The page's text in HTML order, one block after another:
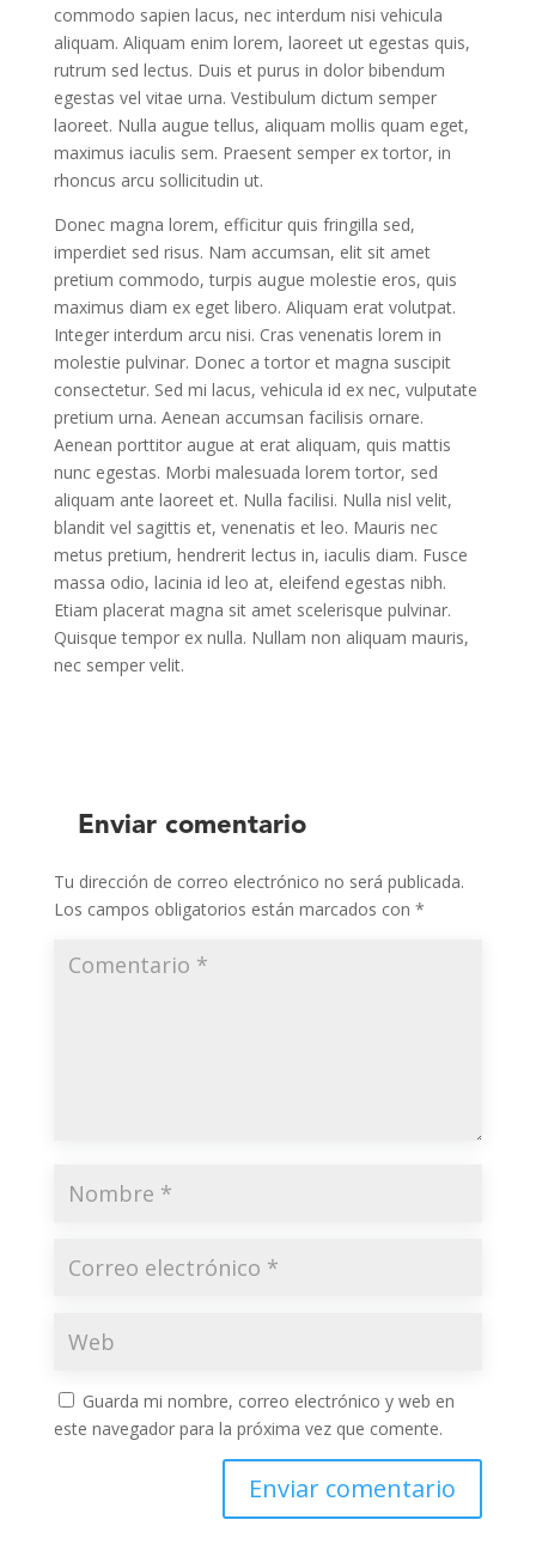
commodo sapien lacus, nec interdum nisi vehicula
aliquam. Aliquam enim lorem, laoreet ut egestas quis,
rutrum sed lectus. Duis et purus in dolor bibendum
egestas vel vitae urna. Vestibulum dictum semper
laoreet. Nulla augue tellus, aliquam mollis quam eget,
maximus iaculis sem. Praesent semper ex tortor, in
rhoncus arcu sollicitudin ut.
Donec magna lorem, efficitur quis fringilla sed,
imperdiet sed risus. Nam accumsan, elit sit amet
pretium commodo, turpis augue molestie eros, quis
maximus diam ex eget libero. Aliquam erat volutpat.
Integer interdum arcu nisi. Cras venenatis lorem in
molestie pulvinar. Donec a tortor et magna suscipit
consectetur. Sed mi lacus, vehicula id ex nec, vulputate
pretium urna. Aenean accumsan facilisis ornare.
Aenean porttitor augue at erat aliquam, quis mattis
nunc egestas. Morbi malesuada lorem tortor, sed
aliquam ante laoreet et. Nulla facilisi. Nulla nisl velit,
blandit vel sagittis et, venenatis et leo. Mauris nec
metus pretium, hendrerit lectus in, iaculis diam. Fusce
massa odio, lacinia id leo at, eleifend egestas nibh.
Etiam placerat magna sit amet scelerisque pulvinar.
Quisque tempor ex nulla. Nullam non aliquam mauris,
nec semper velit.
Enviar comentario
Tu dirección de correo electrónico no será publicada.
Los campos obligatorios están marcados con *
Guarda mi nombre, correo electrónico y web en
este navegador para la próxima vez que comente.